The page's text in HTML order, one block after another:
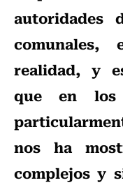
autoridades
realidad, y
que en los
nos ha
complejos y